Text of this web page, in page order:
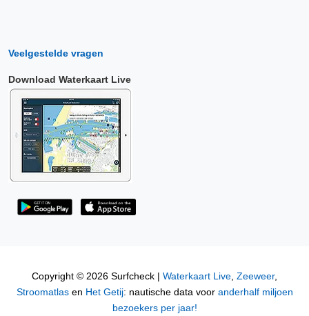
Veelgestelde vragen
Download Waterkaart Live
Copyright © 2026 Surfcheck | Waterkaart Live, Zeeweer,
Stroomatlasen Het Getij: nautische data voor anderhalf miljoen
bezoekers per jaar!